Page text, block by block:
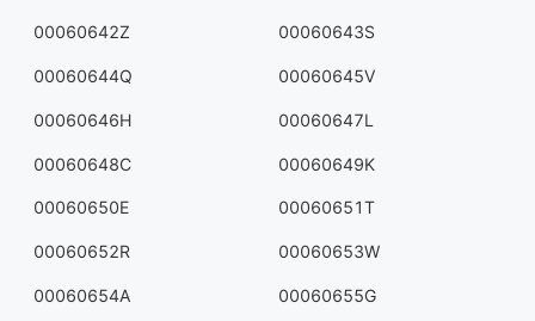
00060642Z 00060643S
00060644Q 00060645V
00060646H 00060647L
00060648C 00060649K
00060650E 00060651T
00060652R 00060653W
00060654A 00060655G